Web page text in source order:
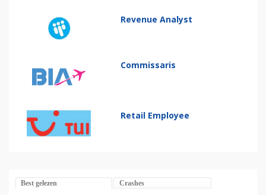
Revenue Analyst
Commissaris
Retail Employee
Best gelezen Crashes